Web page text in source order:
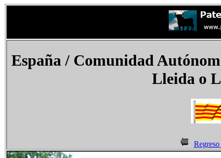
España / Comunidad
Lleida o